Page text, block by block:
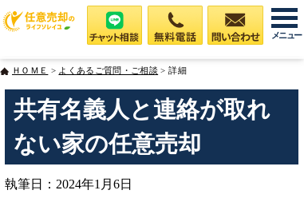
メニュー
ＨＯＭＥ > よくあるご質問・ご相談 > 詳細
共有名義人と連絡が取れ
ない家の任意売却
執筆日：2024年1月6日